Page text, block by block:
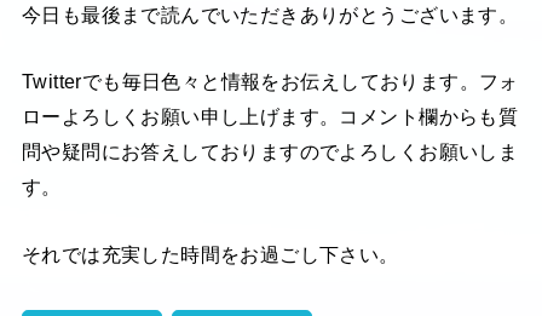
今日も最後まで読んでいただきありがとうございます。
Twitterでも毎日色々と情報をお伝えしております。フォ
ローよろしくお願い申し上げます。コメント欄からも質
問や疑問にお答えしておりますのでよろしくお願いしま
す。
それでは充実した時間をお過ごし下さい。